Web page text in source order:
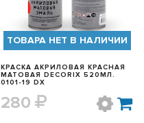
ТОВАРА НЕТ В НАЛИЧИИ
КРАСКА АКРИЛОВАЯ КРАСНАЯ
МАТОВАЯ DECORIX 520МЛ.
0101-19 DX
280